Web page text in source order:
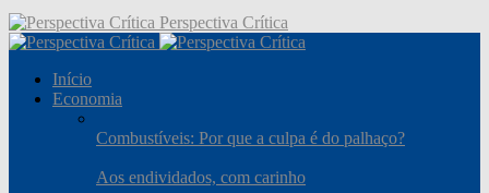
Perspectiva Crítica
Início
Economia
Combustíveis: Por que a culpa é do palhaço?
Aos endividados, com carinho